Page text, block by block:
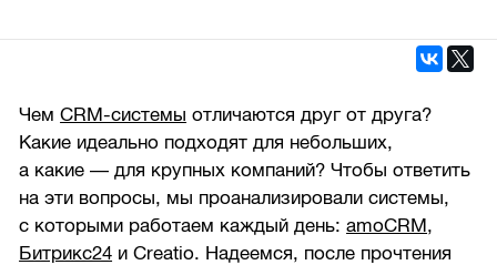
ЧемCRM-системы отличаются друг от друга?
Какие идеально подходят для небольших,
а какие — для крупных компаний? Чтобы ответить
на эти вопросы, мы проанализировали системы,
с которыми работаем каждый день:amoCRM,
Битрикс24 и Creatio. Надеемся, после прочтения